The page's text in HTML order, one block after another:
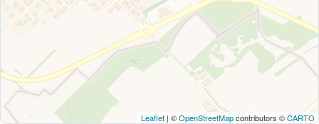
Leaflet | ©OpenStreetMapcontributors ©CARTO